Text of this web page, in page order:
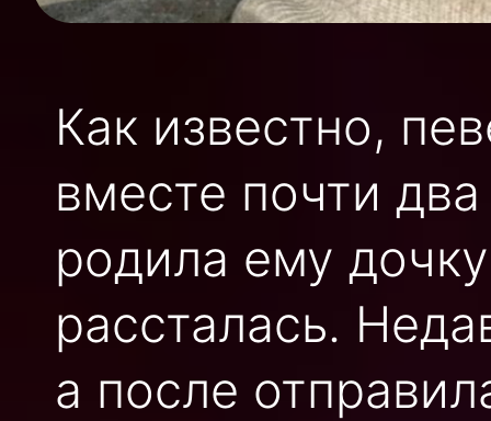
Как известно,
вместе почти
родила ему
рассталась.
а после